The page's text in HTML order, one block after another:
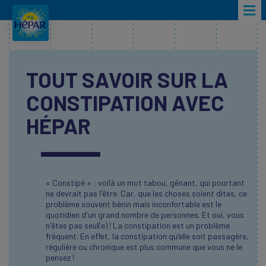
TOUT SAVOIR SUR LA
CONSTIPATION AVEC
HÉPAR
« Constipé » : voilà un mot tabou, gênant, qui pourtant
ne devrait pas l'être. Car, que les choses soient dites, ce
problème souvent bénin mais inconfortable est le
quotidien d'un grand nombre de personnes. Et oui, vous
n'êtes pas seul(e) ! La constipation est un problème
fréquent. En effet, la constipation qu’elle soit passagère,
régulière ou chronique est plus commune que vous ne le
pensez !